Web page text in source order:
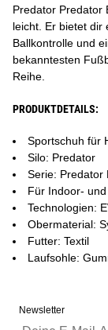
Predator Predator
leicht. Er bietet dir
Ballkontrolle und
bekanntesten
Reihe.
PRODUKTDETAILS:
Sportschuh für
Silo: Predator
Serie: Predator
Für Indoor-
Technologien:
Obermaterial:
Futter: Textil
Laufsohle:
Newsletter